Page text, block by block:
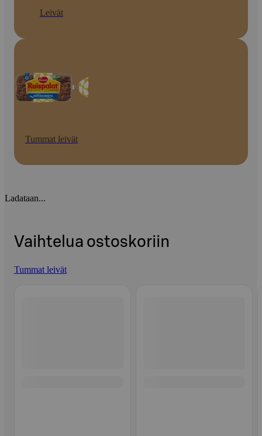
Leivät
Tummat leivät
Ladataan...
Vaihtelua ostoskoriin
Tummat leivät